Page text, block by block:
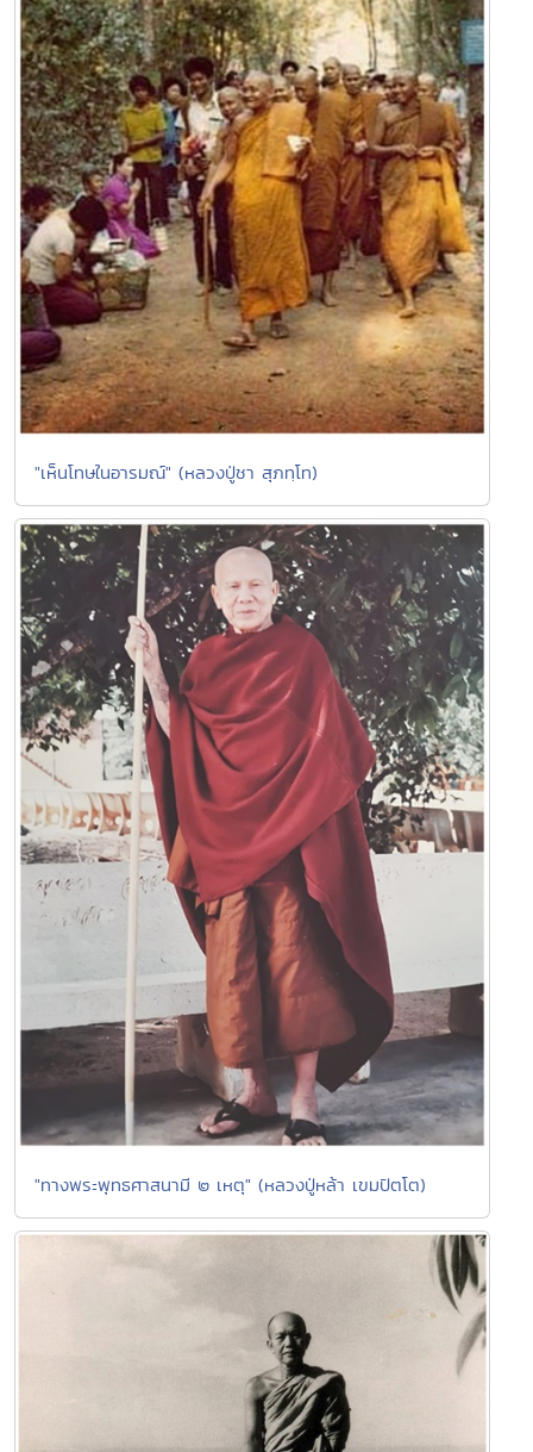
"เห็นโทษในอารมณ์" (หลวงปู่ชา สุภทฺโท)
"ทางพระพุทธศาสนามี ๒ เหตุ" (หลวงปู่หล้า เขมปัตโต)